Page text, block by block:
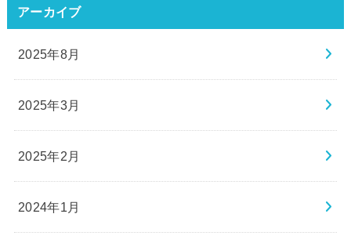
アーカイブ
2025年8月
2025年3月
2025年2月
2024年1月